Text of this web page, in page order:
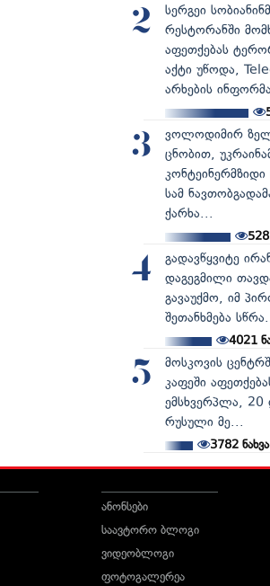
2
სერგეი
რესტორანში
აფეთქებას
აქტი უწოდა,
არხების
3
ვოლოდიმირ
ცნობით,
კონტეინერმზიდი
სამ
ქარხა...
4
გადავწყვიტე
დაგეგმილი
გავაუქმო, იმ
შეთანხმება
4021
5
მოსკოვის
კაფეში
ემსხვერპლა, 20
რუსული მე...
3782 ნახვა
ანონსები
საავტორო ბლოგი
ვიდეობლოგი
ფოტოგალერეა